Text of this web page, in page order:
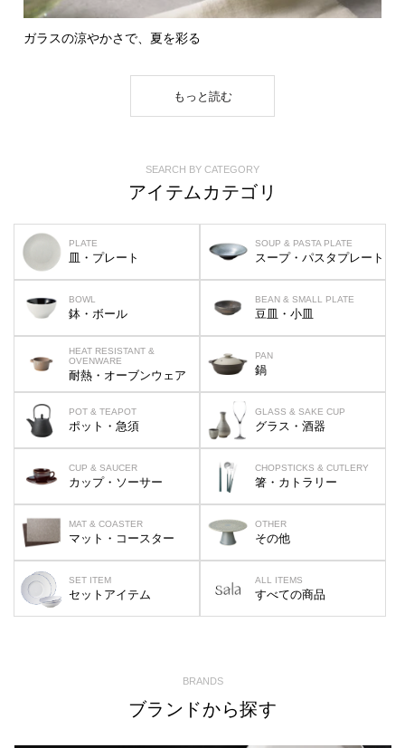
ガラスの涼やかさで、夏を彩る
もっと読む
SEARCH BY CATEGORY
アイテムカテゴリ
PLATE
皿・プレート
SOUP & PASTA PLATE
スープ・パスタプレート
BOWL
鉢・ボール
BEAN & SMALL PLATE
豆皿・小皿
HEAT RESISTANT &
OVENWARE
耐熱・オーブンウェア
PAN
鍋
POT & TEAPOT
ポット・急須
GLASS & SAKE CUP
グラス・酒器
CUP & SAUCER
カップ・ソーサー
CHOPSTICKS & CUTLERY
箸・カトラリー
MAT & COASTER
マット・コースター
OTHER
その他
SET ITEM
セットアイテム
ALL ITEMS
すべての商品
BRANDS
ブランドから探す